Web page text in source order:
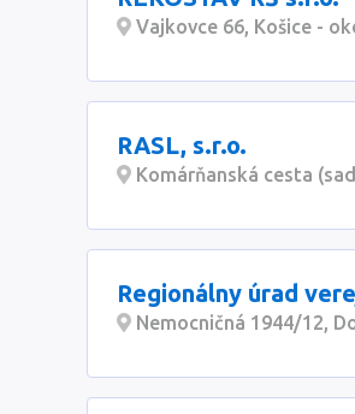
Vajkovce 66, Košice -
RASL, s.r.o.
Komárňanská cesta
Regionálny úrad
Nemocničná 1944/12,